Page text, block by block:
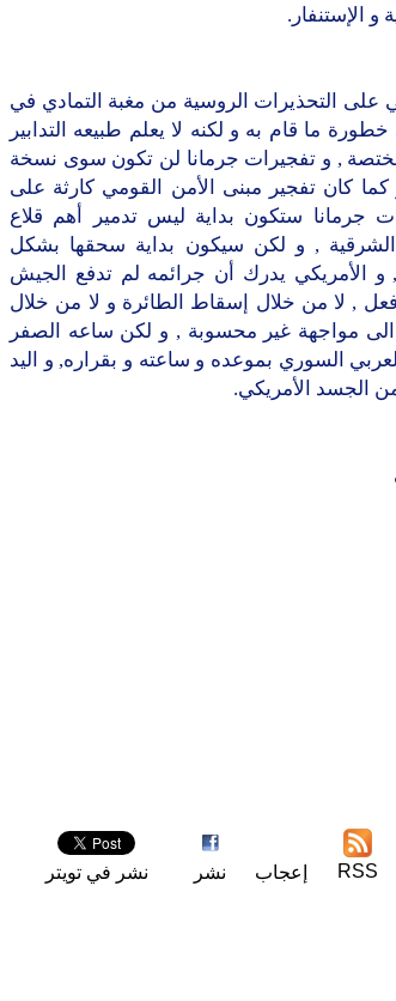
الإستنفار.
التحذيرات الروسية من مغبة التمادي في
ما قام به و لكنه لا يعلم طبيعه التدابير
المختصة , و تفجيرات جرمانا لن تكون سوى نسخة
كان تفجير مبنى الأمن القومي كارثة على
جرمانا ستكون بداية ليس تدمير أهم قلاع
الشرقية , و لكن سيكون بداية سحقها بشكل
الأمريكي يدرك أن جرائمه لم تدفع الجيش
, لا من خلال إسقاط الطائرة و لا من خلال
مواجهة غير محسوبة , و لكن ساعه الصفر
السوري بموعده و ساعته و بقراره, و اليد
الجسد الأمريكي.
RSS إعجاب نشر نشر في تويتر